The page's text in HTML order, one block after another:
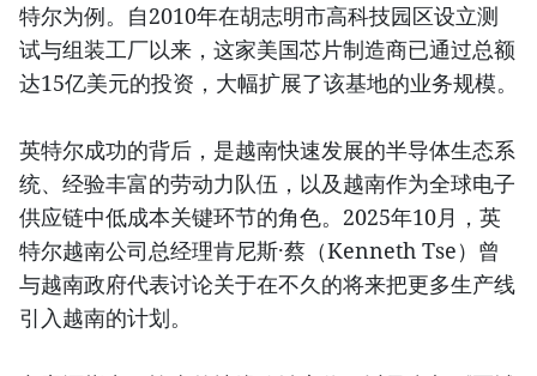
特尔为例。自2010年在胡志明市高科技园区设立测
试与组装工厂以来，这家美国芯片制造商已通过总额
达15亿美元的投资，大幅扩展了该基地的业务规模。
英特尔成功的背后，是越南快速发展的半导体生态系
统、经验丰富的劳动力队伍，以及越南作为全球电子
供应链中低成本关键环节的角色。2025年10月，英
特尔越南公司总经理肯尼斯·蔡（Kenneth Tse）曾
与越南政府代表讨论关于在不久的将来把更多生产线
引入越南的计划。